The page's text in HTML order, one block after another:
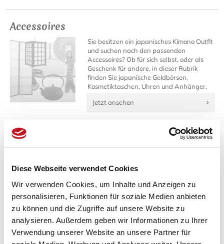
Diese Webseite verwendet Cookies
Wir verwenden Cookies, um Inhalte und Anzeigen zu
personalisieren, Funktionen für soziale Medien anbieten
zu können und die Zugriffe auf unsere Website zu
analysieren. Außerdem geben wir Informationen zu Ihrer
Verwendung unserer Website an unsere Partner für
Accessoires
Sie besitzen ein japanisches Kimono Outfit
und suchen nach den passenden
Accessoires? Ob für sich selbst, oder als
Geschenk für andere, in dieser Rubrik
finden Sie japanische Geldbörsen,
Kosmetiktaschen, Uhren und Anhänger.
Jetzt ansehen
Fenner Fashion
Stadt, zum Einkaufen oder für den Strand.